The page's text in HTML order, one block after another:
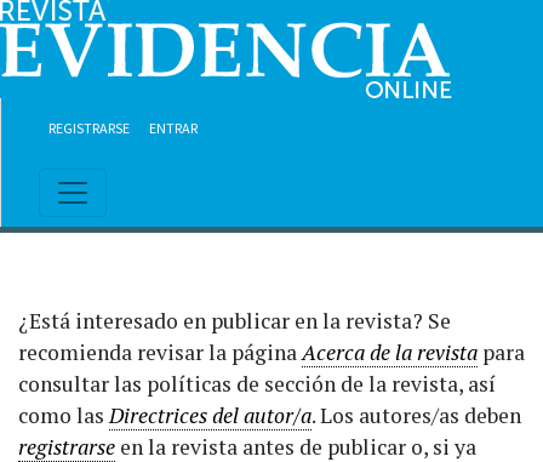
Ir al contenido principal
Ir al menú de navegación principal
Ir al pie de página del sitio
REGISTRARSE ENTRAR
¿Está interesado en publicar en la revista? Se
recomienda revisar la páginaAcerca de la revista para
consultar las políticas de sección de la revista, así
como lasDirectrices del autor/a. Los autores/as deben
registrarse en la revista antes de publicar o, si ya